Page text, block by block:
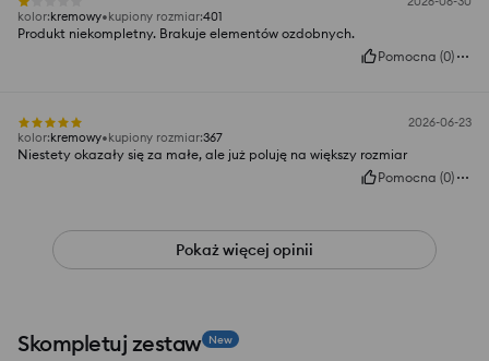
kolor:kremowy kupiony rozmiar:401
Produkt niekompletny. Brakuje elementów ozdobnych.
Pomocna (0)
2026-06-23
kolor:kremowy kupiony rozmiar:367
Niestety okazały się za małe, ale już poluję na większy rozmiar
Pomocna (0)
Pokaż więcej opinii
Skompletuj zestaw New